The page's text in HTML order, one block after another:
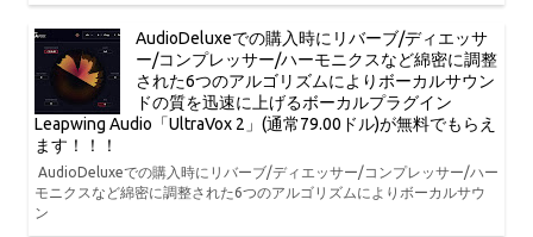
AudioDeluxeでの購入時にリバーブ/ディエッサ
ー/コンプレッサー/ハーモニクスなど綿密に調整
された6つのアルゴリズムによりボーカルサウン
ドの質を迅速に上げるボーカルプラグイン
Leapwing Audio「UltraVox 2」(通常79.00ドル)が無料でもらえ
ます！！！
AudioDeluxeでの購入時にリバーブ/ディエッサー/コンプレッサー/ハー
モニクスなど綿密に調整された6つのアルゴリズムによりボーカルサウ
ン